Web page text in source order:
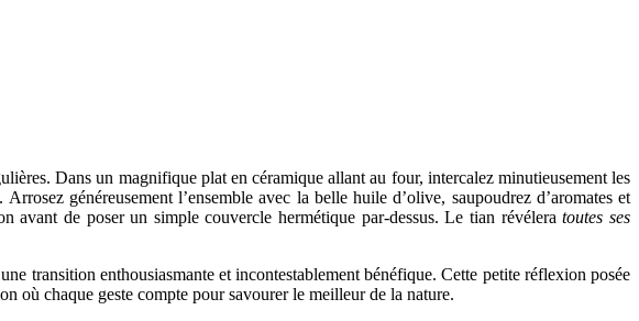
Dans un magnifique plat en céramique allant au four, intercalez minutieusement les
généreusement l’ensemble avec la belle huile d’olive, saupoudrez d’aromates et
avant de poser un simple couvercle hermétique par-dessus. Le tian révéleratoutes ses
transition enthousiasmante et incontestablement bénéfique. Cette petite réflexion posée
où chaque geste compte pour savourer le meilleur de la nature.